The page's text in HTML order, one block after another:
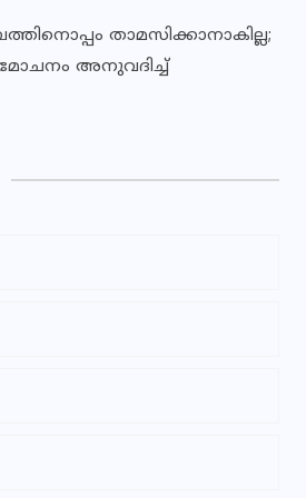
താമസിക്കാനാകില്ല;
അനുവദിച്ച്